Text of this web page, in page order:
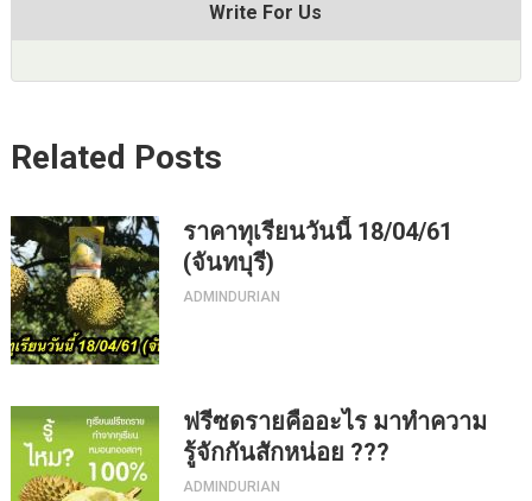
Write For Us
Related Posts
ราคาทุเรียนวันนี้ 18/04/61
(จันทบุรี)
ADMINDURIAN
ฟรีซดรายคืออะไร มาทำความ
รู้จักกันสักหน่อย ???
ADMINDURIAN